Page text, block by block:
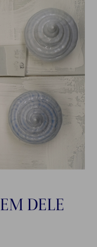
DELE